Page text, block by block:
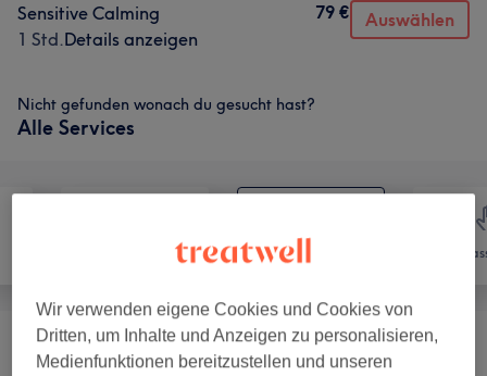
Sensitive Calming
1 Std.Details anzeigen
79 € Auswählen
Nicht gefunden wonach du gesucht hast?
Alle Services
Gesicht
Gesichtsbehandlungen (11) ab 12 €
Wir verwenden eigene Cookies und Cookies von
Dritten, um Inhalte und Anzeigen zu personalisieren,
Medienfunktionen bereitzustellen und unseren